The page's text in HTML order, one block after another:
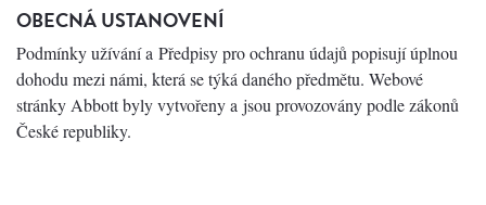
OBECNÁ USTANOVENÍ
Podmínky užívání a Předpisy pro ochranu údajů popisují úplnou
dohodu mezi námi, která se týká daného předmětu. Webové
stránky Abbott byly vytvořeny a jsou provozovány podle zákonů
České republiky.